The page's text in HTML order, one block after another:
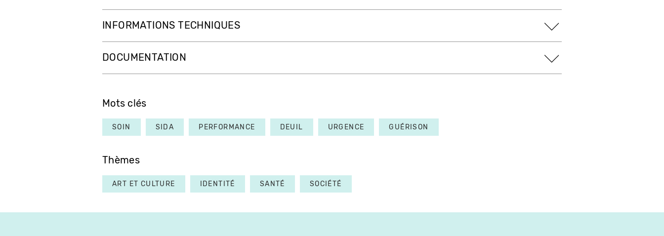
INFORMATIONS TECHNIQUES
DOCUMENTATION
Mots clés
SOIN SIDA PERFORMANCE DEUIL URGENCE GUÉRISON
Thèmes
ART ET CULTURE IDENTITÉ SANTÉ SOCIÉTÉ